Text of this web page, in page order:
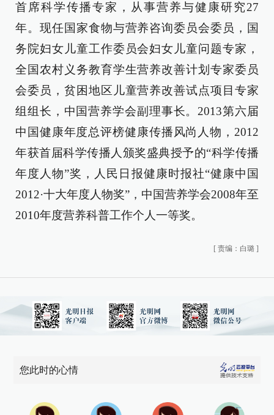
首席科学传播专家，从事营养与健康研究27
年。现任国家食物与营养咨询委员会委员，国
务院妇女儿童工作委员会妇女儿童问题专家，
全国农村义务教育学生营养改善计划专家委员
会委员，贫困地区儿童营养改善试点项目专家
组组长，中国营养学会副理事长。2013第六届
中国健康年度总评榜健康传播风尚人物，2012
年获首届科学传播人颁奖盛典授予的“科学传播
年度人物”奖，人民日报健康时报社“健康中国
2012·十大年度人物奖”，中国营养学会2008年至
2010年度营养科普工作个人一等奖。
[ 责编：白璐 ]
您此时的心情